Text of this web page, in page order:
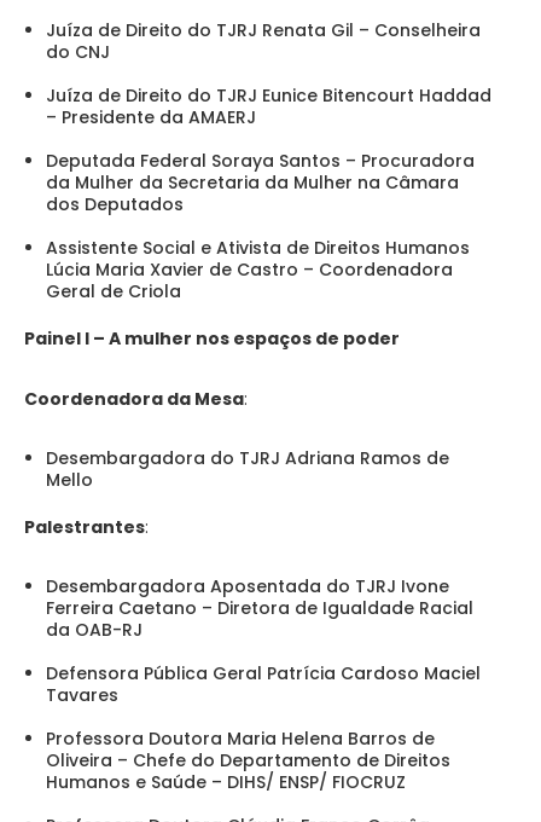
Juíza de Direito do TJRJ Renata Gil – Conselheira
do CNJ
Juíza de Direito do TJRJ Eunice Bitencourt Haddad
– Presidente da AMAERJ
Deputada Federal Soraya Santos – Procuradora
da Mulher da Secretaria da Mulher na Câmara
dos Deputados
Assistente Social e Ativista de Direitos Humanos
Lúcia Maria Xavier de Castro – Coordenadora
Geral de Criola
Painel I – A mulher nos espaços de poder
Coordenadora da Mesa:
Desembargadora do TJRJ Adriana Ramos de
Mello
Palestrantes:
Desembargadora Aposentada do TJRJ Ivone
Ferreira Caetano – Diretora de Igualdade Racial
da OAB-RJ
Defensora Pública Geral Patrícia Cardoso Maciel
Tavares
Professora Doutora Maria Helena Barros de
Oliveira – Chefe do Departamento de Direitos
Humanos e Saúde – DIHS/ ENSP/ FIOCRUZ